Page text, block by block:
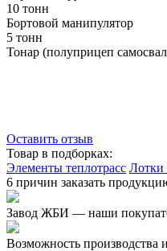
10 тонн
Бортовой манипулятор
5 тонн
Тонар (полуприцеп
Оставить отзыв
Товар в подборках:
Элементы теплотрасс Лотки
6 причин заказать
Завод ЖБИ — наши
Возможность производства